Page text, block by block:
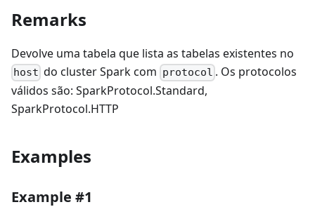
Remarks
Devolve uma tabela que lista as tabelas existentes no
host do cluster Spark com protocol . Os protocolos
válidos são: SparkProtocol.Standard,
SparkProtocol.HTTP
Examples
Example #1